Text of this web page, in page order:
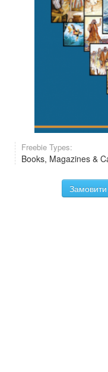
Freebie Types:
Books, Magazines &
Замовити